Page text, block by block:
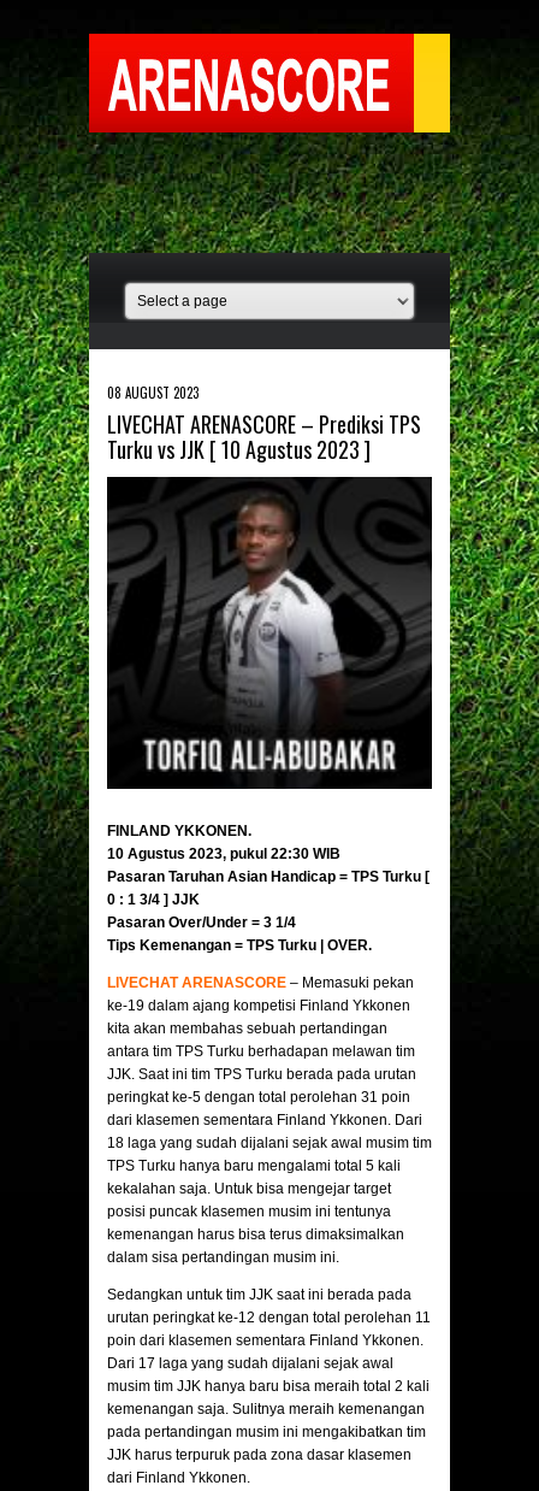
08 AUGUST 2023
LIVECHAT ARENASCORE – Prediksi TPS
Turku vs JJK [ 10 Agustus 2023 ]
FINLAND YKKONEN.
10 Agustus 2023, pukul 22:30 WIB
Pasaran Taruhan Asian Handicap = TPS Turku [
0 : 1 3/4 ] JJK
Pasaran Over/Under = 3 1/4
Tips Kemenangan = TPS Turku | OVER.
LIVECHAT ARENASCORE – Memasuki pekan
ke-19 dalam ajang kompetisi Finland Ykkonen
kita akan membahas sebuah pertandingan
antara tim TPS Turku berhadapan melawan tim
JJK. Saat ini tim TPS Turku berada pada urutan
peringkat ke-5 dengan total perolehan 31 poin
dari klasemen sementara Finland Ykkonen. Dari
18 laga yang sudah dijalani sejak awal musim tim
TPS Turku hanya baru mengalami total 5 kali
kekalahan saja. Untuk bisa mengejar target
posisi puncak klasemen musim ini tentunya
kemenangan harus bisa terus dimaksimalkan
dalam sisa pertandingan musim ini.
Sedangkan untuk tim JJK saat ini berada pada
urutan peringkat ke-12 dengan total perolehan 11
poin dari klasemen sementara Finland Ykkonen.
Dari 17 laga yang sudah dijalani sejak awal
musim tim JJK hanya baru bisa meraih total 2 kali
kemenangan saja. Sulitnya meraih kemenangan
pada pertandingan musim ini mengakibatkan tim
JJK harus terpuruk pada zona dasar klasemen
dari Finland Ykkonen.